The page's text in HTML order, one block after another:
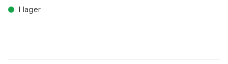
I lager